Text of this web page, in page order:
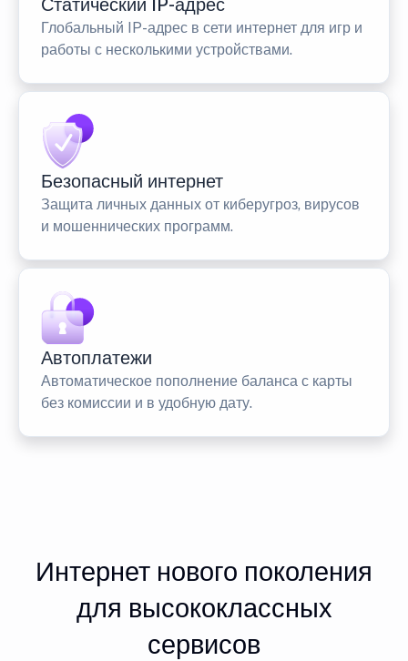
Статический IP-адрес
Глобальный IP-адрес в сети интернет для игр и
работы с несколькими устройствами.
Безопасный интернет
Защита личных данных от киберугроз, вирусов
и мошеннических программ.
Автоплатежи
Автоматическое пополнение баланса с карты
без комиссии и в удобную дату.
Интернет нового поколения
для высококлассных
сервисов